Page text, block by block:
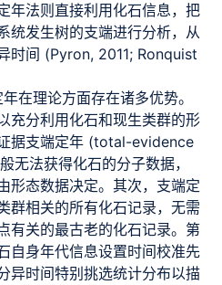
年法则直接利用化石信息，把
统发生树的支端进行分析，从
时间 (Pyron, 2011; Ronquist
理论方面存在诸多优势。
充分利用化石和现生类群的形
据支端定年 (total-evidence
法获得化石的分子数据，
形态数据决定。其次，支端定
群相关的所有化石记录，无需
有关的最古老的化石记录。第
自身年代信息设置时间校准先
异时间特别挑选统计分布以描